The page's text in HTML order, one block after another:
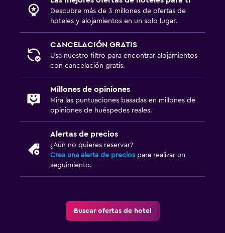
Descubre más de 3 millones de ofertas de
hoteles y alojamientos en un solo lugar.
CANCELACIÓN GRATIS
Usa nuestro filtro para encontrar alojamientos
con cancelación gratis.
Millones de opiniones
Mira las puntuaciones basadas en millones de
opiniones de huéspedes reales.
Alertas de precios
¿Aún no quieres reservar?
Crea una alerta de precios para realizar un
seguimiento.
Buscar ofertas de hotel